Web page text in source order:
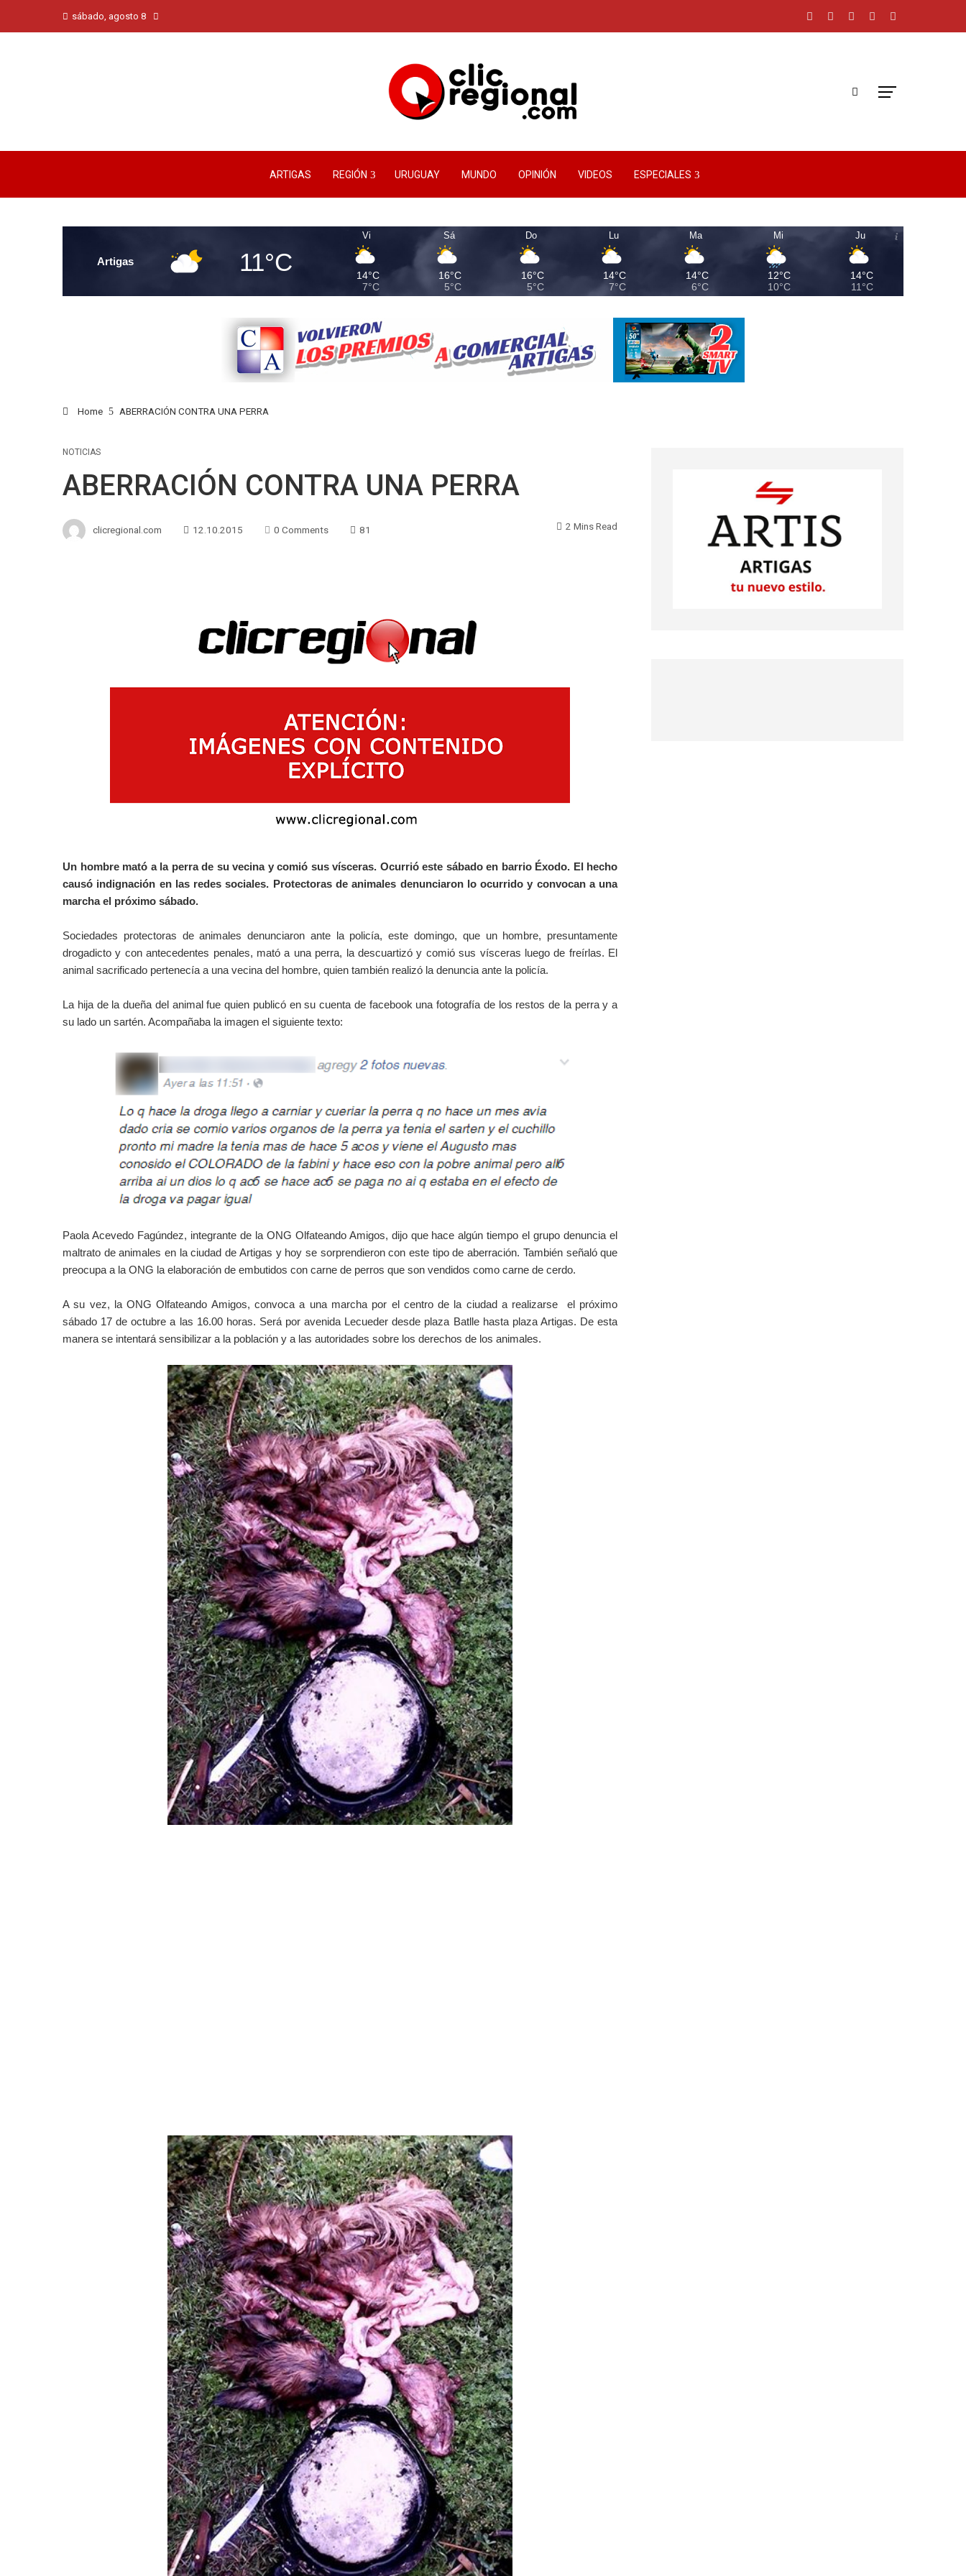
sábado, agosto 8
ARTIGAS REGIÓN URUGUAY MUNDO OPINIÓN VIDEOS ESPECIALES
Artigas 11°C
Vi
14°C
7°C
Sá
16°C
5°C
Do
16°C
5°C
Lu
14°C
7°C
Ma
14°C
6°C
Mi
12°C
10°C
Ju
14°C
11°C
Home ABERRACIÓN CONTRA UNA PERRA
NOTICIAS
ABERRACIÓN CONTRA UNA PERRA
clicregional.com 12.10.2015 0 Comments 81 2 Mins Read
Un hombre mató a la perra de su vecina y comió sus vísceras. Ocurrió este sábado en barrio Éxodo. El hecho
causó indignación en las redes sociales. Protectoras de animales denunciaron lo ocurrido y convocan a una
marcha el próximo sábado.
Sociedades protectoras de animales denunciaron ante la policía, este domingo, que un hombre, presuntamente
drogadicto y con antecedentes penales, mató a una perra, la descuartizó y comió sus vísceras luego de freírlas. El
animal sacrificado pertenecía a una vecina del hombre, quien también realizó la denuncia ante la policía.
La hija de la dueña del animal fue quien publicó en su cuenta de facebook una fotografía de los restos de la perra y a
su lado un sartén. Acompañaba la imagen el siguiente texto:
Paola Acevedo Fagúndez, integrante de la ONG Olfateando Amigos, dijo que hace algún tiempo el grupo denuncia el
maltrato de animales en la ciudad de Artigas y hoy se sorprendieron con este tipo de aberración. También señaló que
preocupa a la ONG la elaboración de embutidos con carne de perros que son vendidos como carne de cerdo.
A su vez, la ONG Olfateando Amigos, convoca a una marcha por el centro de la ciudad a realizarse el próximo
sábado 17 de octubre a las 16.00 horas. Será por avenida Lecueder desde plaza Batlle hasta plaza Artigas. De esta
manera se intentará sensibilizar a la población y a las autoridades sobre los derechos de los animales.